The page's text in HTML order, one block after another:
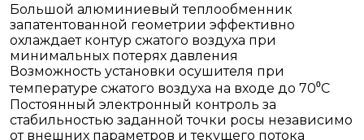
Большой алюминиевый теплообменник
запатентованной геометрии эффективно
охлаждает контур сжатого воздуха при
минимальных потерях давления
Возможность установки осушителя при
температуре сжатого воздуха на входе до 70⁰С
Постоянный электронный контроль за
стабильностью заданной точки росы независимо
от внешних параметров и текущего потока